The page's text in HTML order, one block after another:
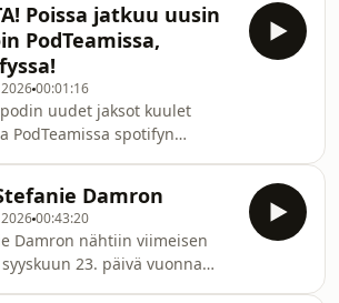
Poissa jatkuu uusin
PodTeamissa,
00:01:16
podin uudet jaksot kuulet
PodTeamissa spotifyn
poissa jaksot starttaa
ennen voit fiilistellä
jaksoja, jotka on ollut
vain supla+
mukana
Damron
00:43:20
Damron nähtiin viimeisen
23. päivä vuonna